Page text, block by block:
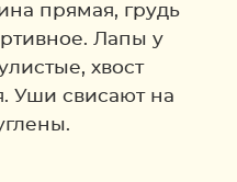
прямая, грудь
Лапы у
хвост
Уши свисают на